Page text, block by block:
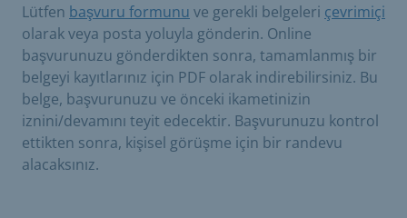
Lütfen başvuru formunu ve gerekli belgeleri çevrimiçi
olarak veya posta yoluyla gönderin. Online
başvurunuzu gönderdikten sonra, tamamlanmış bir
belgeyi kayıtlarınız için PDF olarak indirebilirsiniz. Bu
belge, başvurunuzu ve önceki ikametinizin
iznini/devamını teyit edecektir. Başvurunuzu kontrol
ettikten sonra, kişisel görüşme için bir randevu
alacaksınız.